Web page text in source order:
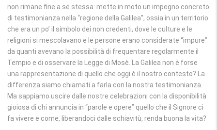
non rimane fine a se stessa: mette in moto un impegno concreto
di testimonianza nella “regione della Galilea”, ossia in un territorio
che era un po’ il simbolo dei non credenti, dove le culture e le
religioni si mescolavano e le persone erano considerate “impure”
da quanti avevano la possibilità di frequentare regolarmente il
Tempio e di osservare la Legge di Mosè. La Galilea non è forse
una rappresentazione di quello che oggi è il nostro contesto? La
differenza siamo chiamati a farla con la nostra testimonianza.
Ma sappiamo uscire dalle nostre celebrazioni con la disponibilità
gioiosa di chi annuncia in “parole e opere” quello che il Signore ci
fa vivere e come, liberandoci dalle schiavitù, renda buona la vita?